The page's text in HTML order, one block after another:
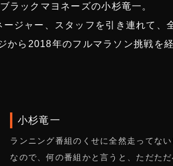
ラックマヨネーズの小杉竜一。
ジャー、スタッフを引き連れて、
から2018年のフルマラソン挑戦を
小杉竜一
ランニング番組のくせに全然走ってな
なので、何の番組かと言うと、ただた